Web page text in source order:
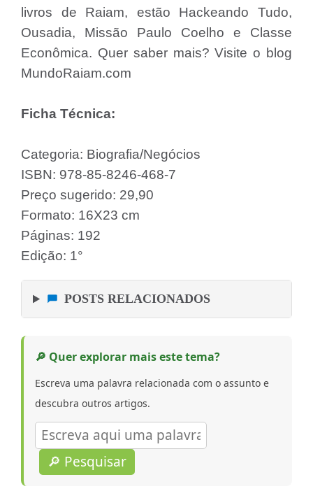
livros de Raiam, estão Hackeando Tudo,
Ousadia, Missão Paulo Coelho e Classe
Econômica. Quer saber mais? Visite o blog
MundoRaiam.com
Ficha Técnica:
Categoria: Biografia/Negócios
ISBN: 978-85-8246-468-7
Preço sugerido: 29,90
Formato: 16X23 cm
Páginas: 192
Edição: 1°
POSTS RELACIONADOS
🔎 Quer explorar mais este tema?
Escreva uma palavra relacionada com o assunto e
descubra outros artigos.
🔎 Pesquisar